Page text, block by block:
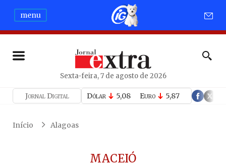
menu
Sexta-feira, 7 de agosto de 2026
Jornal Digital Dólar 5,08 Euro 5,87
Início Alagoas
MACEIÓ